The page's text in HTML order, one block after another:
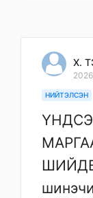
Х.
НИЙТЭЛСЭН